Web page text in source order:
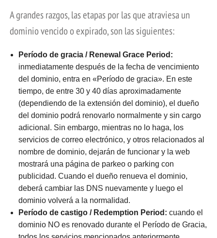
A grandes razgos, las etapas por las que atraviesa un
dominio vencido o expirado, son las siguientes:
Período de gracia / Renewal Grace Period:
inmediatamente después de la fecha de vencimiento
del dominio, entra en «Período de gracia». En este
tiempo, de entre 30 y 40 días aproximadamente
(dependiendo de la extensión del dominio), el dueño
del dominio podrá renovarlo normalmente y sin cargo
adicional. Sin embargo, mientras no lo haga, los
servicios de correo electrónico, y otros relacionados al
nombre de dominio, dejarán de funcionar y la web
mostrará una página de parkeo o parking con
publicidad. Cuando el dueño renueva el dominio,
deberá cambiar las DNS nuevamente y luego el
dominio volverá a la normalidad.
Período de castigo / Redemption Period: cuando el
dominio NO es renovado durante el Período de Gracia,